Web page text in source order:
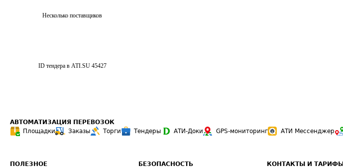
Несколько поставщиков
ID тендера в ATI.SU 45427
АВТОМАТИЗАЦИЯ ПЕРЕВОЗОК
Площадки
Заказы Торги Тендеры АТИ-Доки GPS-мониторинг АТИ Мессенджер
ПОЛЕЗНОЕ БЕЗОПАСНОСТЬ КОНТАКТЫ И ТАРИФЫ